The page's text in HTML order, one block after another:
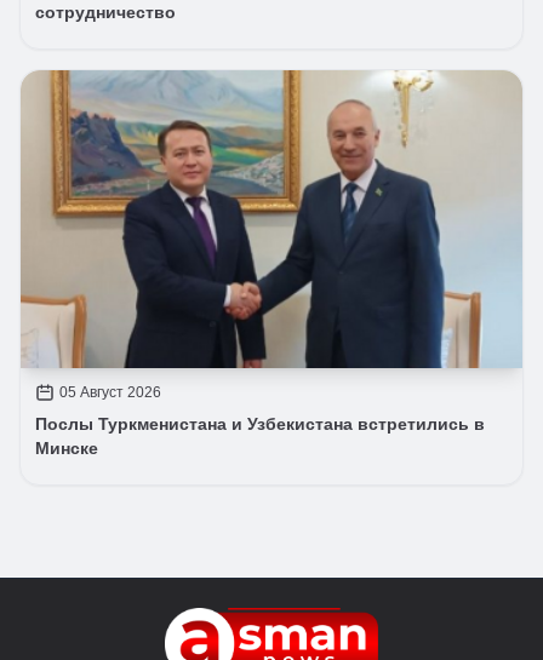
сотрудничество
05 Август 2026
Послы Туркменистана и Узбекистана встретились в
Минске